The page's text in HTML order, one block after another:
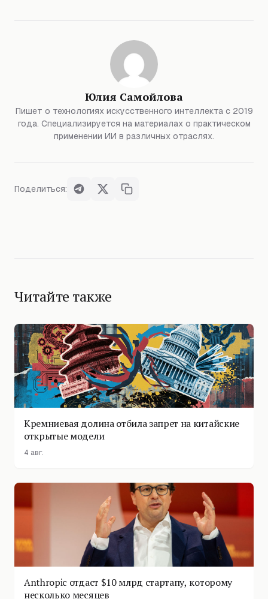
Юлия Самойлова
Пишет о технологиях искусственного интеллекта с 2019
года. Специализируется на материалах о практическом
применении ИИ в различных отраслях.
Поделиться:
Читайте также
Кремниевая долина отбила запрет на китайские
открытые модели
4 авг.
Anthropic отдаст $10 млрд стартапу, которому
несколько месяцев